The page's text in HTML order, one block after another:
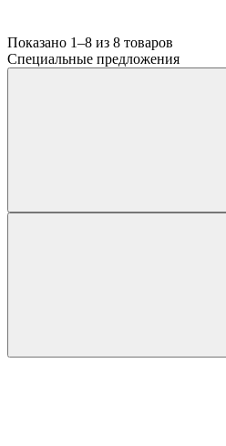
Показано 1–8 из 8 товаров
Специальные предложения